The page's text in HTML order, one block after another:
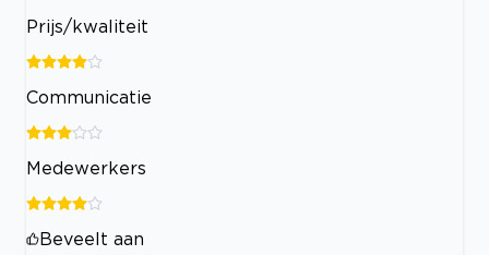
Prijs/kwaliteit
Communicatie
Medewerkers
Beveelt aan